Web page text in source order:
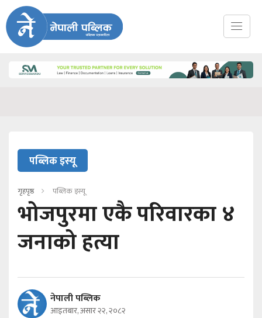
पब्लिक इस्यू
गृहपृष्ठ पब्लिक इस्यू
भोजपुरमा एकै परिवारका ४
जनाको हत्या
नेपाली पब्लिक
आइतबार, असार २२, २०८२